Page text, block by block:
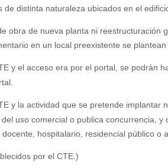
distinta naturaleza ubicados en el
obra de nueva planta ni reestructuración
en un local preexistente se
y el acceso era por el portal, se podrán
y la actividad que se pretende implantar
uso comercial o publica concurrencia, y
hospitalario, residencial público o
por el CTE.)